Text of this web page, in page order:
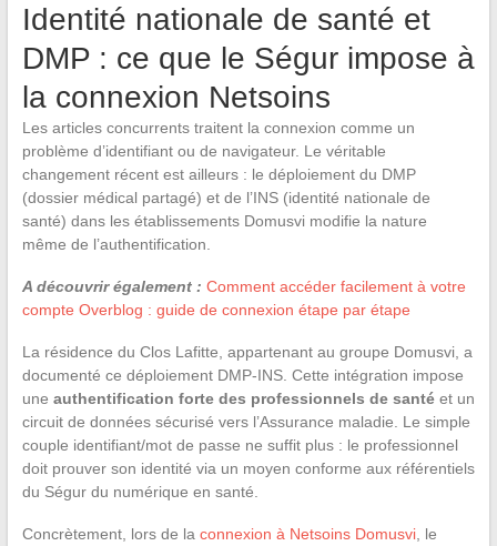
Identité nationale de santé et
DMP : ce que le Ségur impose à
la connexion Netsoins
Les articles concurrents traitent la connexion comme un
problème d’identifiant ou de navigateur. Le véritable
changement récent est ailleurs : le déploiement du DMP
(dossier médical partagé) et de l’INS (identité nationale de
santé) dans les établissements Domusvi modifie la nature
même de l’authentification.
A découvrir également : Comment accéder facilement à votre
compte Overblog : guide de connexion étape par étape
La résidence du Clos Lafitte, appartenant au groupe Domusvi, a
documenté ce déploiement DMP-INS. Cette intégration impose
une authentification forte des professionnels de santéet un
circuit de données sécurisé vers l’Assurance maladie. Le simple
couple identifiant/mot de passe ne suffit plus : le professionnel
doit prouver son identité via un moyen conforme aux référentiels
du Ségur du numérique en santé.
Concrètement, lors de la connexion à Netsoins Domusvi, le